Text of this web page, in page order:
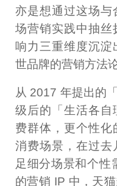
亦是想通过这场与
场营销实践中抽丝
响力三重维度沉淀
世品牌的营销方法论
从 2017 年提出的
级后的「生活各自
费群体，更个性化
消费场景，在过去
足细分场景和个性
的营销 IP 中，天